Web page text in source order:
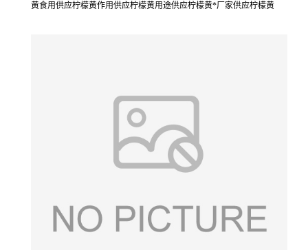
黄食用供应柠檬黄作用供应柠檬黄用途供应柠檬黄*厂家供应柠檬黄